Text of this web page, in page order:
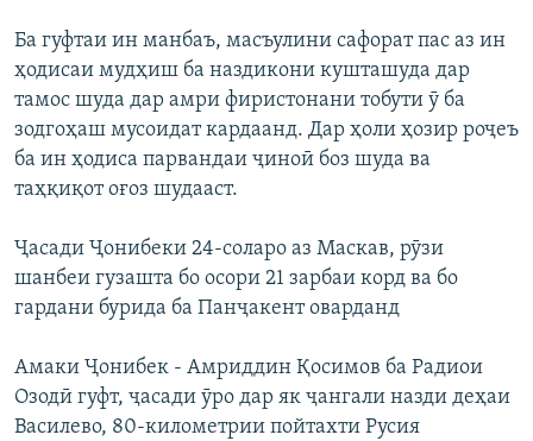
Ба гуфтаи ин манбаъ, масъулини сафорат пас аз ин
ҳодисаи мудҳиш ба наздикони кушташуда дар
тамос шуда дар амри фиристонани тобути ӯ ба
зодгоҳаш мусоидат кардаанд. Дар ҳоли ҳозир роҷеъ
ба ин ҳодиса парвандаи ҷиноӣ боз шуда ва
таҳқиқот оғоз шудааст.
Ҷасади Ҷонибеки 24-соларо аз Маскав, рӯзи
шанбеи гузашта бо осори 21 зарбаи корд ва бо
гардани бурида ба Панҷакент оварданд
Амаки Ҷонибек - Амриддин Қосимов ба Радиои
Озодӣ гуфт, ҷасади ӯро дар як ҷангали назди деҳаи
Василево, 80-километрии пойтахти Русия